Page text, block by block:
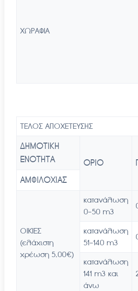
ΧΩΡΑΦΙΑ
ΤΕΛΟΣ ΑΠΟΧΕΤΕΥΣΗΣ
ΔΗΜΟΤΙΚΗ
ΕΝΟΤΗΤΑ
ΟΡΙΟ
ΑΜΦΙΛΟΧΙΑΣ
ΟΙΚΙΕΣ
(ελάχιστη
χρέωση 5,00€)
κατανάλωση
0-50 m3
κατανάλωση
51-140 m3
κατανάλωση
141 m3 και
άνω